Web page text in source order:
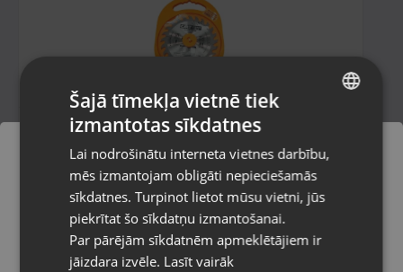
CMT Orange Tools 291.170.24M
Rēzekne, Atbrīvošanas aleja 119
Stāvoklis Jauns (Garantija 24 mēneši)
15.00€
Pasūtījumi tiks piegādāti uz
izvēlēto valsti
Vietnes saturs būs attēlots izvēlētajā
RUSSIAN
Šajā tīmekļa vietnē tiek
izmantotas sīkdatnes
Lai nodrošinātu interneta vietnes darbību,
mēs izmantojam obligāti nepieciešamās
sīkdatnes. Turpinot lietot mūsu vietni, jūs
piekrītat šo sīkdatņu izmantošanai.
Par pārējām sīkdatnēm apmeklētājiem ir
jāizdara izvēle. Lasīt vairāk